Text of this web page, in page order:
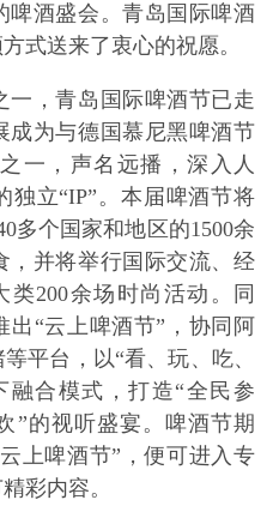
啤酒盛会。青岛国际啤酒
式送来了衷心的祝愿。
一，青岛国际啤酒节已走
成为与德国慕尼黑啤酒节
一，声名远播，深入人
独立“IP”。本届啤酒节将
多个国家和地区的1500余
，并将举行国际交流、经
200余场时尚活动。同
出“云上啤酒节”，协同阿
平台，以“看、玩、吃、
融合模式，打造“全民参
”的视听盛宴。啤酒节期
上啤酒节”，便可进入专
彩内容。